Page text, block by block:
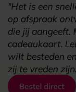
"Het is een
op afspraak
die jij aangeeft.
cadeaukaart.
wilt besteden
zij te vreden
Bestel direct